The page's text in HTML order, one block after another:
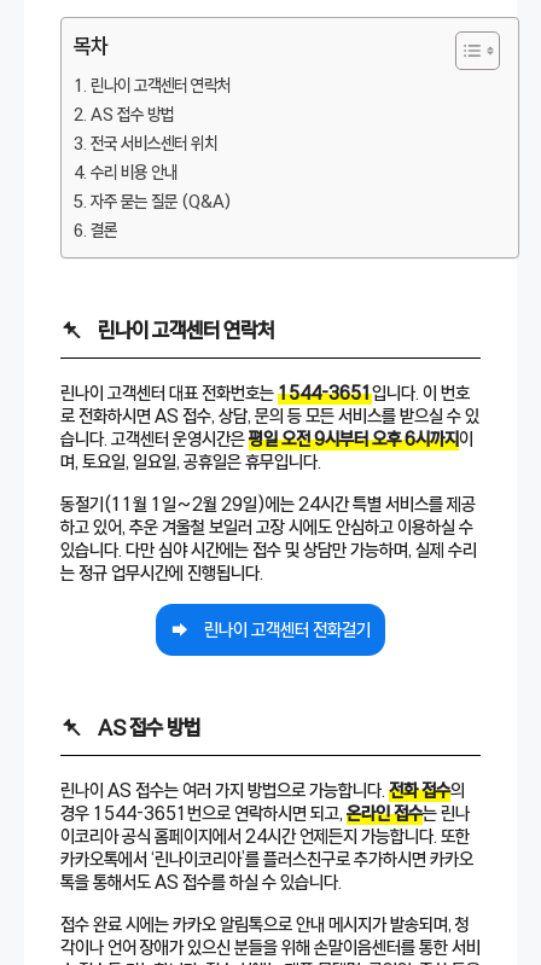
목차
린나이 고객센터 연락처
AS 접수 방법
전국 서비스센터 위치
수리 비용 안내
자주 묻는 질문 (Q&A)
결론
린나이 고객센터 연락처
린나이 고객센터 대표 전화번호는1544-3651입니다. 이 번호
로 전화하시면 AS 접수, 상담, 문의 등 모든 서비스를 받으실 수 있
습니다. 고객센터 운영시간은평일 오전 9시부터 오후 6시까지이
며, 토요일, 일요일, 공휴일은 휴무입니다.
동절기(11월 1일~2월 29일)에는 24시간 특별 서비스를 제공
하고 있어, 추운 겨울철 보일러 고장 시에도 안심하고 이용하실 수
있습니다. 다만 심야 시간에는 접수 및 상담만 가능하며, 실제 수리
는 정규 업무시간에 진행됩니다.
린나이 고객센터 전화걸기
AS 접수 방법
린나이 AS 접수는 여러 가지 방법으로 가능합니다. 전화 접수의
경우 1544-3651번으로 연락하시면 되고, 온라인 접수는 린나
이코리아 공식 홈페이지에서 24시간 언제든지 가능합니다. 또한
카카오톡에서 ‘린나이코리아’를 플러스친구로 추가하시면 카카오
톡을 통해서도 AS 접수를 하실 수 있습니다.
접수 완료 시에는 카카오 알림톡으로 안내 메시지가 발송되며, 청
각이나 언어 장애가 있으신 분들을 위해 손말이음센터를 통한 서비